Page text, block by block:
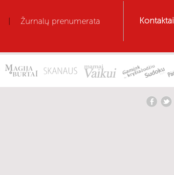
Žurnalų prenumerata Kontaktai